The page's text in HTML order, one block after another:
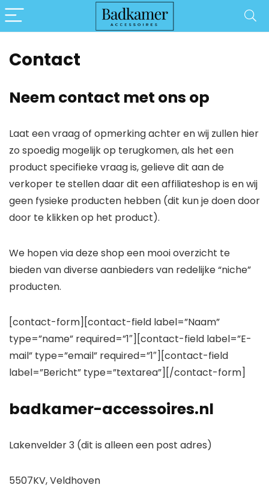
Contact
Neem contact met ons op
Laat een vraag of opmerking achter en wij zullen hier
zo spoedig mogelijk op terugkomen, als het een
product specifieke vraag is, gelieve dit aan de
verkoper te stellen daar dit een affiliateshop is en wij
geen fysieke producten hebben (dit kun je doen door
door te klikken op het product).
We hopen via deze shop een mooi overzicht te
bieden van diverse aanbieders van redelijke “niche”
producten.
[contact-form][contact-field label=”Naam”
type=”name” required=”1″][contact-field label=”E-
mail” type=”email” required=”1″][contact-field
label=”Bericht” type=”textarea”][/contact-form]
badkamer-accessoires.nl
Lakenvelder 3 (dit is alleen een post adres)
5507KV, Veldhoven